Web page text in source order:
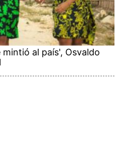
al país', Osvaldo